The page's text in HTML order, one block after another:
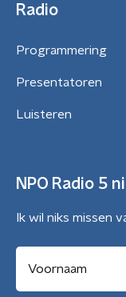
Radio
Programmering
Presentatoren
Luisteren
NPO Radio 5
Ik wil niks missen